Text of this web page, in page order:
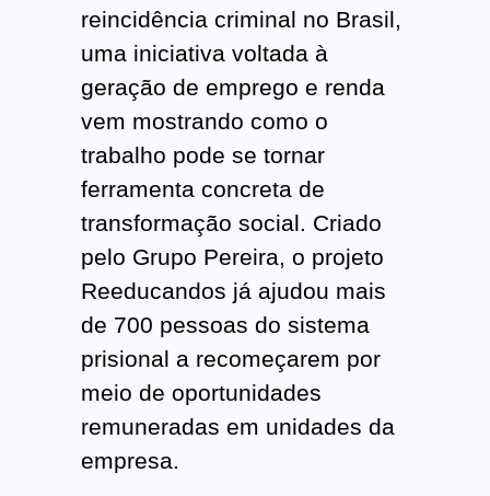
reincidência criminal no Brasil,
uma iniciativa voltada à
geração de emprego e renda
vem mostrando como o
trabalho pode se tornar
ferramenta concreta de
transformação social. Criado
pelo Grupo Pereira, o projeto
Reeducandos já ajudou mais
de 700 pessoas do sistema
prisional a recomeçarem por
meio de oportunidades
remuneradas em unidades da
empresa.